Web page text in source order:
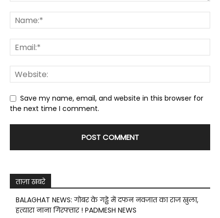
Save my name, email, and website in this browser for
the next time I comment.
ताज़ा खबरे
BALAGHAT NEWS: गोबर के गड्ढे में दफन नवजात का राज खुला,
हत्यारा नाना गिरफ्तार ! PADMESH NEWS